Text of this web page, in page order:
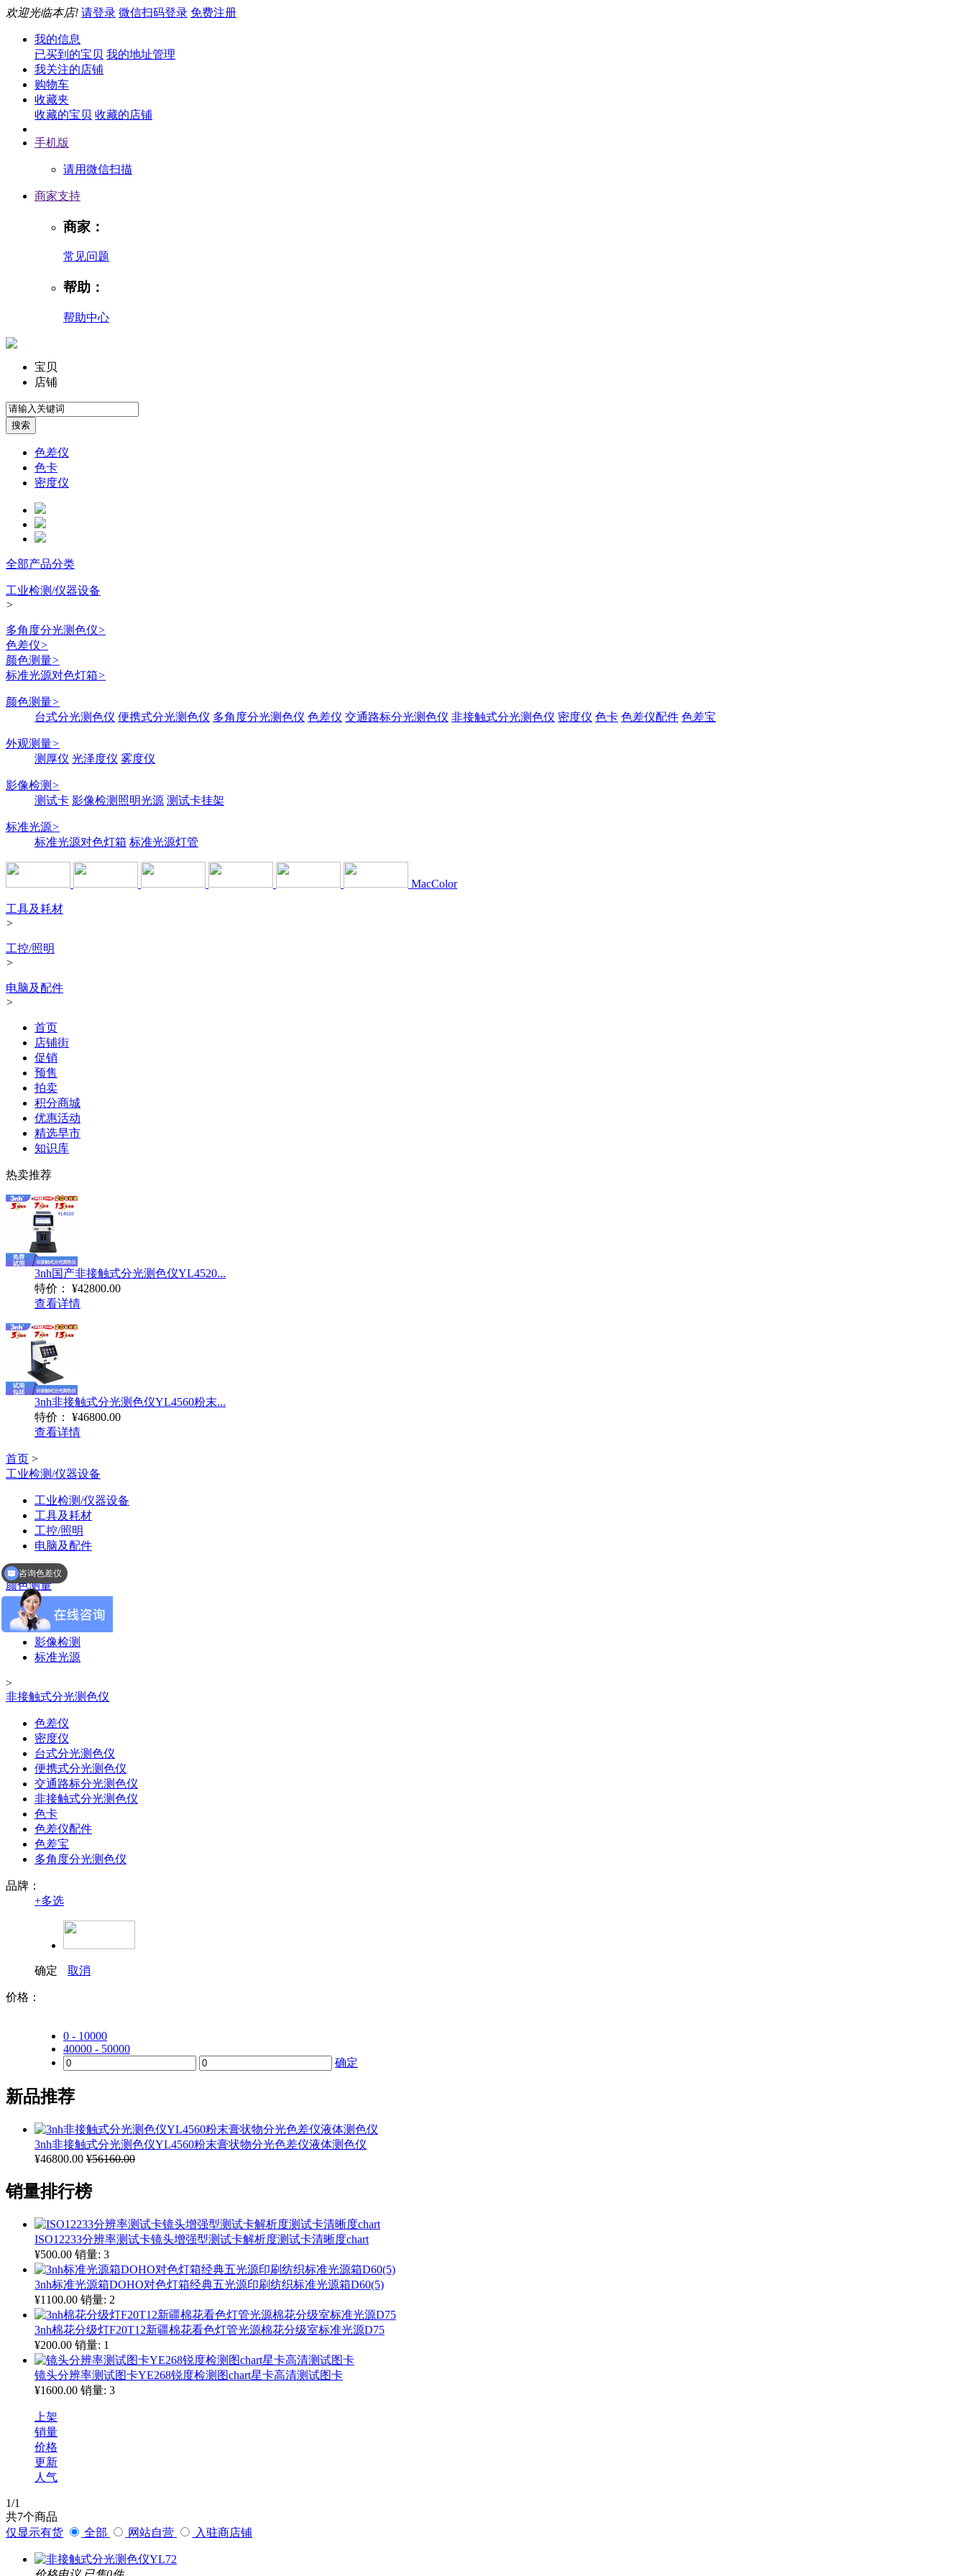
欢迎光临本店! 请登录 微信扫码登录 免费注册
我的信息
已买到的宝贝 我的地址管理
我关注的店铺
购物车
收藏夹
收藏的宝贝 收藏的店铺
手机版
请用微信扫描
商家支持
商家：
常见问题
帮助：
帮助中心
宝贝
店铺
色差仪
色卡
密度仪
全部产品分类
工业检测/仪器设备
>
多角度分光测色仪>
色差仪>
颜色测量>
标准光源对色灯箱>
颜色测量>
台式分光测色仪 便携式分光测色仪 多角度分光测色仪 色差仪 交通路标分光测色仪 非接触式分光测色仪 密度仪 色卡 色差仪配件 色差宝
外观测量>
测厚仪 光泽度仪 雾度仪
影像检测 >
测试卡 影像检测照明光源 测试卡挂架
标准光源>
标准光源对色灯箱 标准光源灯管
MacColor
工具及耗材
>
工控/照明
>
电脑及配件
>
首页
店铺街
促销
预售
拍卖
积分商城
优惠活动
精选早市
知识库
热卖推荐
3nh国产非接触式分光测色仪YL4520...
特价：
¥42800.00
查看详情
3nh非接触式分光测色仪YL4560粉末...
特价：
¥46800.00
查看详情
首页 >
工业检测/仪器设备
工业检测/仪器设备
工具及耗材
工控/照明
电脑及配件
>
颜色测量
颜色测量
外观测量
影像检测
标准光源
>
非接触式分光测色仪
色差仪
密度仪
台式分光测色仪
便携式分光测色仪
交通路标分光测色仪
非接触式分光测色仪
色卡
色差仪配件
色差宝
多角度分光测色仪
品牌：
+多选
确定 取消
价格：
0 - 10000
40000 - 50000
确定
新品推荐
3nh非接触式分光测色仪YL4560粉末膏状物分光色差仪液体测色仪
¥46800.00 ¥56160.00
销量排行榜
ISO12233分辨率测试卡镜头增强型测试卡解析度测试卡清晰度chart
¥500.00 销量: 3
3nh标准光源箱DOHO对色灯箱经典五光源印刷纺织标准光源箱D60(5)
¥1100.00 销量: 2
3nh棉花分级灯F20T12新疆棉花看色灯管光源棉花分级室标准光源D75
¥200.00 销量: 1
镜头分辨率测试图卡YE268锐度检测图chart星卡高清测试图卡
¥1600.00 销量: 3
上架
销量
价格
更新
人气
1/1
共7个商品
仅显示有货
全部 网站自营 入驻商店铺
咨询色差仪